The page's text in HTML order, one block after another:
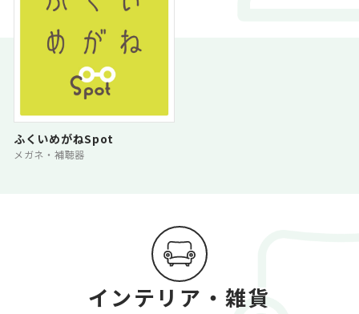
ふくいめがねSpot
メガネ・補聴器
インテリア・雑貨